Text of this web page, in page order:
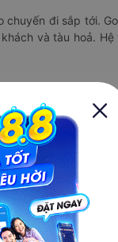
chuyến đi sắp tới.
và tàu hoả.
dụng đặt vé Xe
- ứng dụng đặt vé
tuyến đường
xe máy, xe du lịch
dụng hiển thị thông
dùng so sánh và